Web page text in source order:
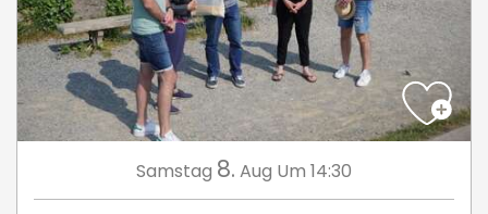
Samstag 8. Aug Um 14:30